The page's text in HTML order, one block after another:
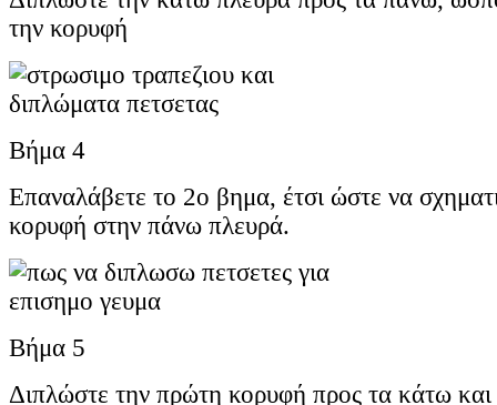
την κορυφή
Βήμα 4
Επαναλάβετε το 2ο βημα, έτσι ώστε να
κορυφή στην πάνω πλευρά.
Βήμα 5
Διπλώστε την πρώτη κορυφή προς τα κάτω και